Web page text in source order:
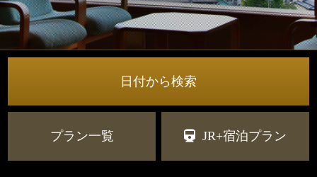
日付から検索
プラン一覧 JR+宿泊プラン